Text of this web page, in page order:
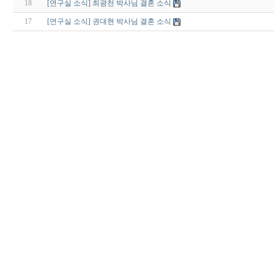
18 [연구실 소식] 최광천 박사님 결혼 소식
17 [연구실 소식] 권대현 박사님 결혼 소식